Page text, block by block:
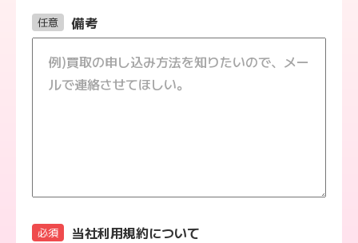
備考
任意
当社利用規約について
必須